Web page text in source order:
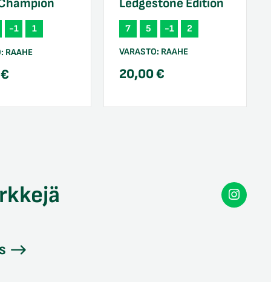
-1 1
RAAHE
€
Ledgestone Edition
7 5 -1 2
VARASTO: RAAHE
20,00€